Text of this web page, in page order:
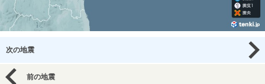
次の地震
前の地震